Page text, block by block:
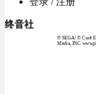
终音社
© SEGA / © Craft
Media, INC.